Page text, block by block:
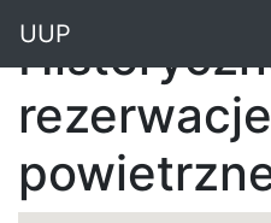
UUP